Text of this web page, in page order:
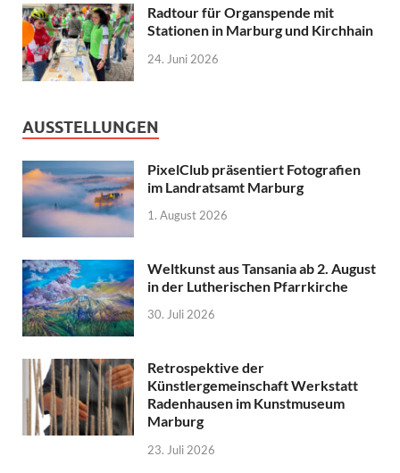
Radtour für Organspende mit
Stationen in Marburg und Kirchhain
24. Juni 2026
AUSSTELLUNGEN
PixelClub präsentiert Fotografien
im Landratsamt Marburg
1. August 2026
Weltkunst aus Tansania ab 2. August
in der Lutherischen Pfarrkirche
30. Juli 2026
Retrospektive der
Künstlergemeinschaft Werkstatt
Radenhausen im Kunstmuseum
Marburg
23. Juli 2026